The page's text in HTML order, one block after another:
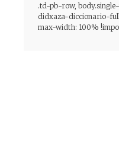
.td-pb-row,
didxaza-diccionario-
max-width: 100%